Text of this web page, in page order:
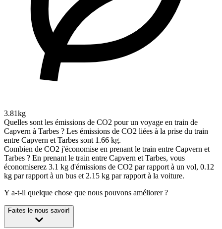
3.81kg
Quelles sont les émissions de CO2 pour un voyage en train de
Capvern à Tarbes ? Les émissions de CO2 liées à la prise du train
entre Capvern et Tarbes sont 1.66 kg.
Combien de CO2 j'économise en prenant le train entre Capvern et
Tarbes ? En prenant le train entre Capvern et Tarbes, vous
économiserez 3.1 kg d'émissions de CO2 par rapport à un vol, 0.12
kg par rapport à un bus et 2.15 kg par rapport à la voiture.
Y a-t-il quelque chose que nous pouvons améliorer ?
Faites le nous savoir!